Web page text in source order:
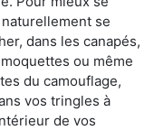
se
dans les canapés,
ou même
du camouflage,
vos tringles à
de vos